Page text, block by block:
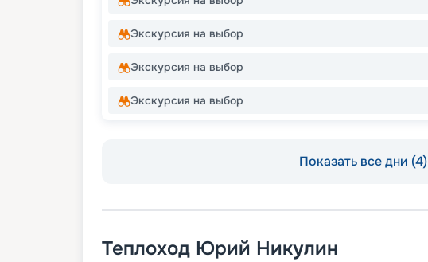
Экскурсия на выбор
Экскурсия на выбор
Экскурсия на выбор
Показать все дни (4)
Теплоход Юрий Никулин